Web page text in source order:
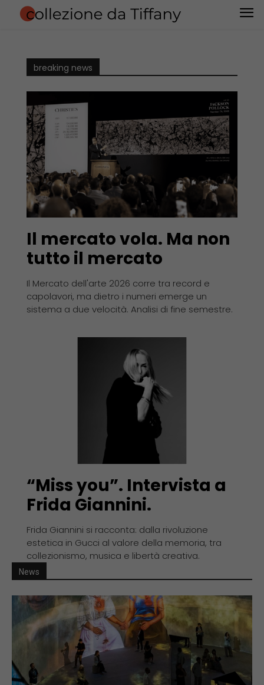
breaking news
Il mercato vola. Ma non
tutto il mercato
Il Mercato dell'arte 2026 corre tra record e
capolavori, ma dietro i numeri emerge un
sistema a due velocità. Analisi di fine semestre.
“Miss you”. Intervista a
Frida Giannini.
Frida Giannini si racconta: dalla rivoluzione
estetica in Gucci al valore della memoria, tra
collezionismo, musica e libertà creativa.
News